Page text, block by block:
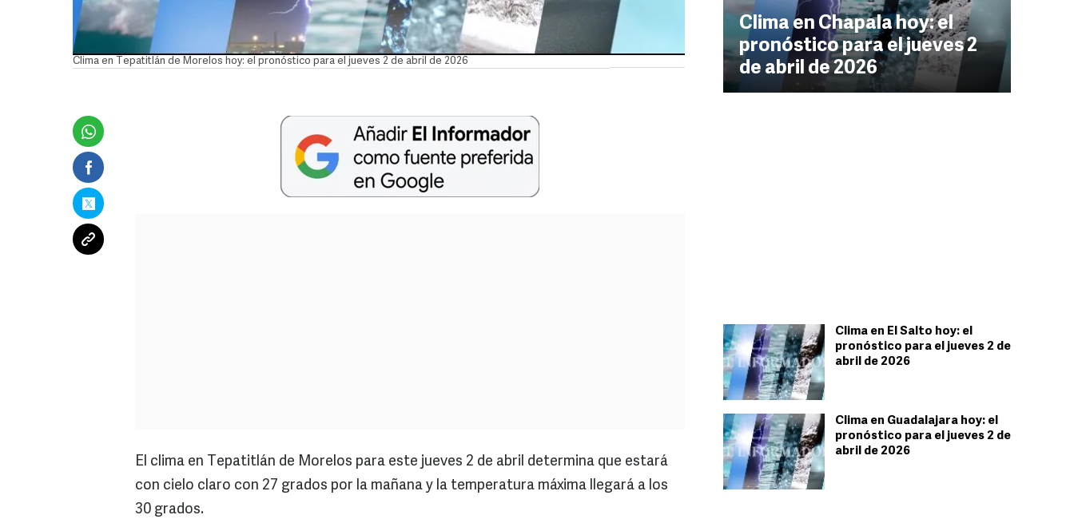
Clima en Chapala hoy: el
pronóstico para el jueves 2
de abril de 2026
Clima en El Salto hoy: el
pronóstico para el jueves 2 de
abril de 2026
Clima en Guadalajara hoy: el
pronóstico para el jueves 2 de
abril de 2026
Clima en Tepatitlán de Morelos hoy: el pronóstico para el jueves 2 de abril de 2026
El clima en Tepatitlán de Morelos para este jueves 2 de abril determina que estará
con cielo claro con 27 grados por la mañana y la temperatura máxima llegará a los
30 grados.